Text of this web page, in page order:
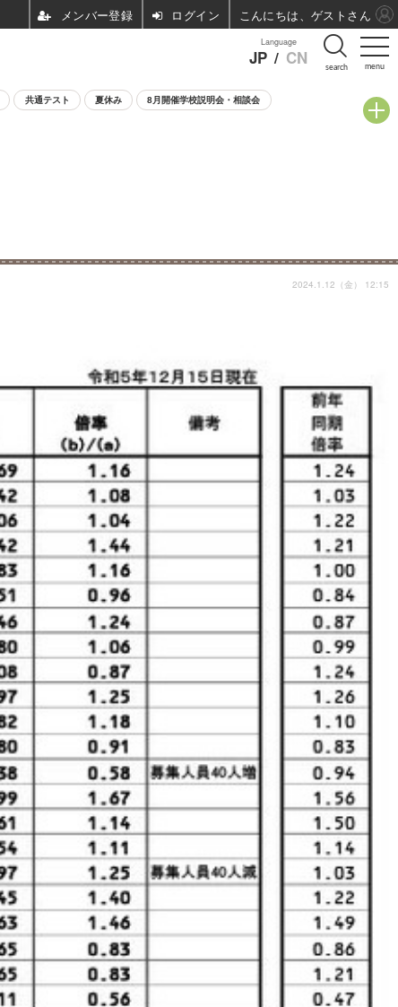
menu
Language
JP / CN search
共通テスト 夏休み 8月開催学校説明会・相談会
2024.1.12（金） 12:15
ログイン こんにちは、ゲストさん